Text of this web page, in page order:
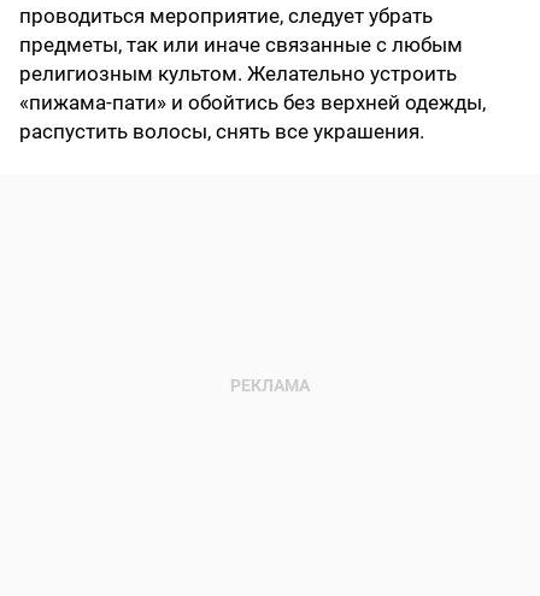
проводиться мероприятие, следует убрать
предметы, так или иначе связанные с любым
религиозным культом. Желательно устроить
«пижама-пати» и обойтись без верхней одежды,
распустить волосы, снять все украшения.